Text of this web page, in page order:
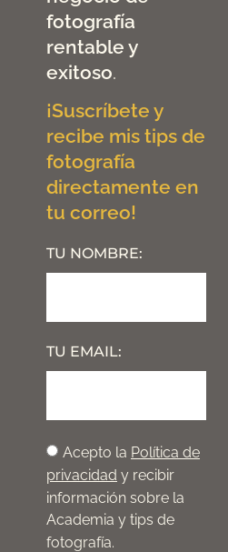
fotografía
rentable y
exitoso.
¡Suscríbete y
recibe mis tips de
fotografía
directamente en
tu correo!
TU NOMBRE:
TU EMAIL:
Acepto la Política de
privacidad y recibir
información sobre la
Academia y tips de
fotografía.